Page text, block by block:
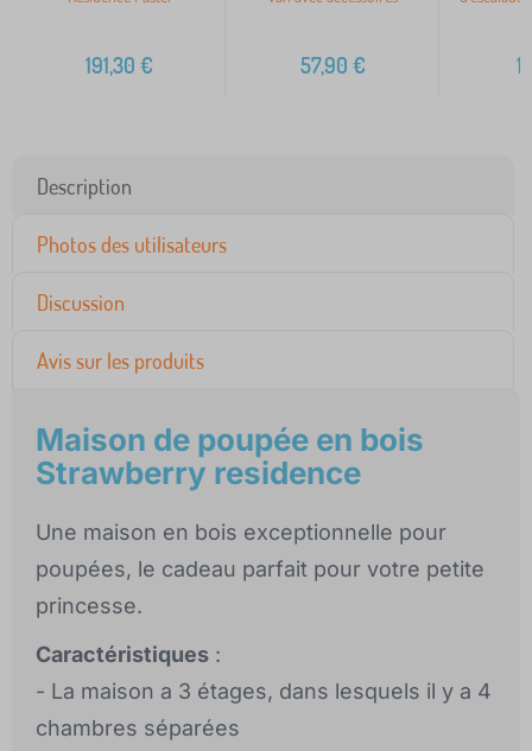
191,30 € 57,90 €
Description
Photos des utilisateurs
Discussion
Avis sur les produits
Maison de poupée en bois
Strawberry residence
Une maison en bois exceptionnelle pour
poupées, le cadeau parfait pour votre petite
princesse.
Caractéristiques :
- La maison a 3 étages, dans lesquels il y a 4
chambres séparées